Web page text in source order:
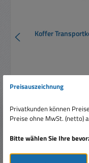
Koffer
Preisauszeichnung
Privatkunden können
Preise ohne MwSt. (netto)
Bitte wählen Sie Ihre